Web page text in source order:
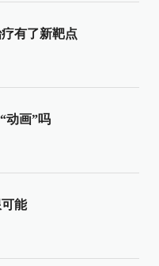
有了新靶点
动画”吗
能